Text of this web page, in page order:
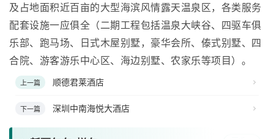
及占地面积近百亩的大型海滨风情露天温泉区，各类服务
配套设施一应俱全（二期工程包括温泉大峡谷、四驱车俱
乐部、跑马场、日式木屋别墅，豪华会所、傣式别墅、四
合院、游客游乐中心区、海边别墅、农家乐等项目）。
上一篇 顺德君莱酒店
下一篇 深圳中南海悦大酒店